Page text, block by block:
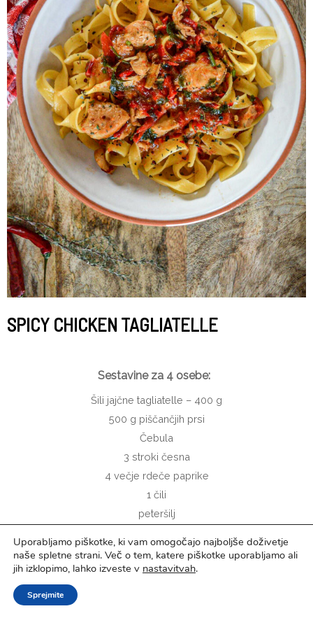
SPICY CHICKEN TAGLIATELLE
Sestavine za 4 osebe:
Šili jajčne tagliatelle – 400 g
500 g piščančjih prsi
Čebula
3 stroki česna
4 večje rdeče paprike
1 čili
peteršilj
dimljena paprika v prahu
sol, poper
Uporabljamo piškotke, ki vam omogočajo najboljše doživetje
naše spletne strani. Več o tem, katere piškotke uporabljamo ali
jih izklopimo, lahko izveste v nastavitvah.
Sprejmite